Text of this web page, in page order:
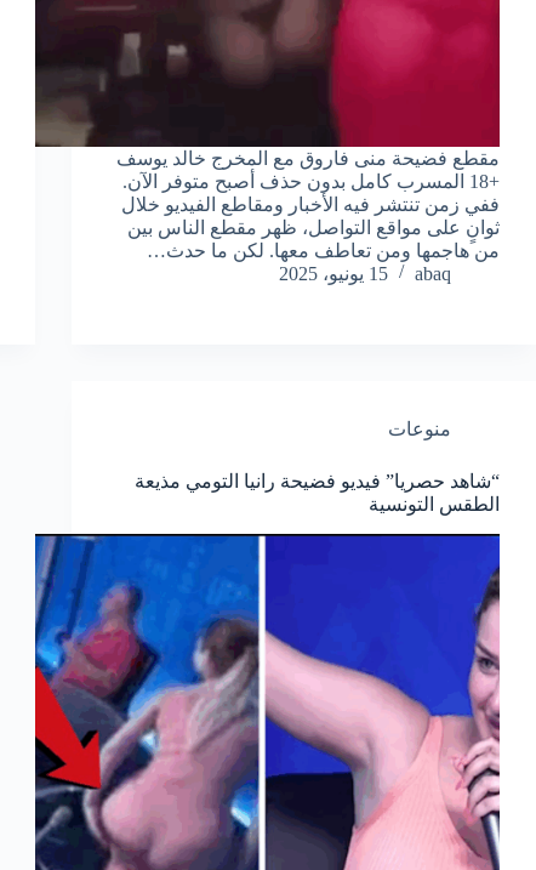
مقطع فضيحة منى فاروق مع المخرج خالد يوسف
+18 المسرب كامل بدون حذف أصبح متوفر الآن.
ففي زمن تنتشر فيه الأخبار ومقاطع الفيديو خلال
ثوانٍ على مواقع التواصل، ظهر مقطع الناس بين
من هاجمها ومن تعاطف معها. لكن ما حدث…
abaq
15 يونيو، 2025
منوعات
“شاهد حصريا” فيديو فضيحة رانيا التومي مذيعة
الطقس التونسية